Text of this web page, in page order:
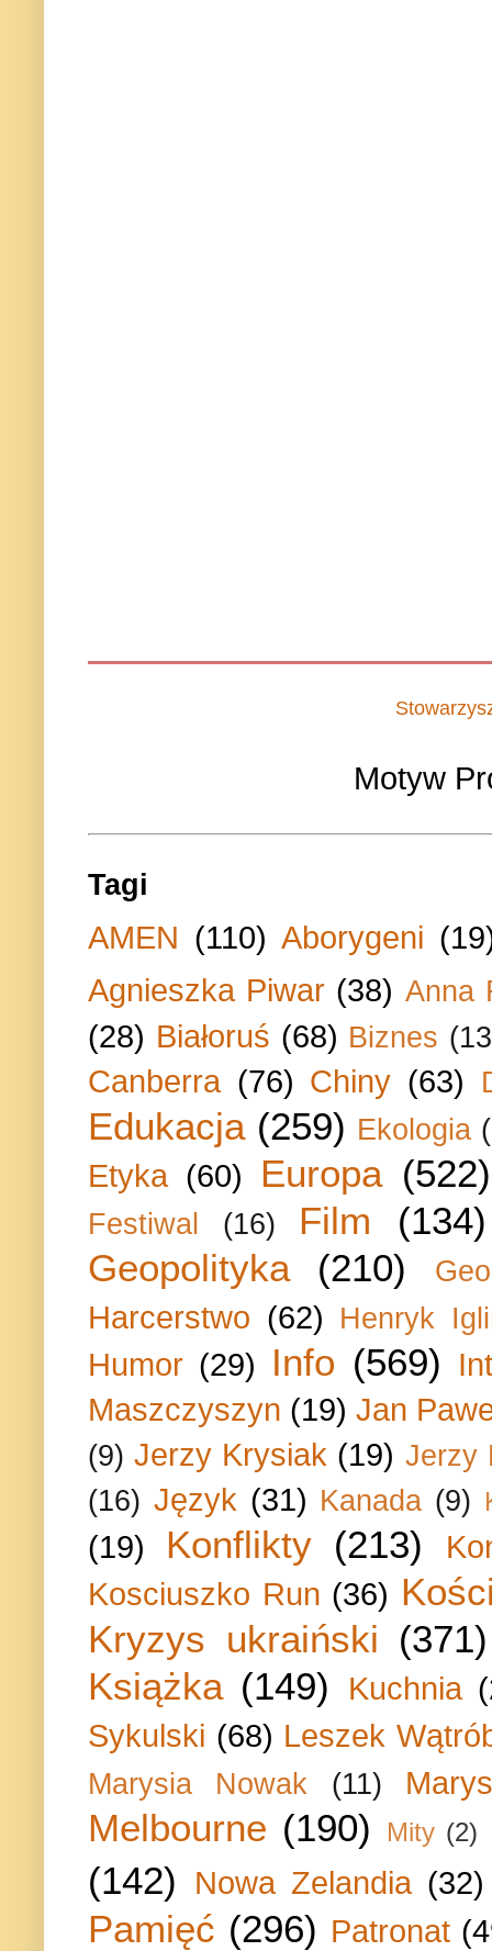
Motyw
Tagi
AMEN (110) Aborygeni
Agnieszka Piwar (38) Anna
(28) Białoruś (68) Biznes
Canberra (76) Chiny (63)
Edukacja (259) Ekologia
Etyka (60) Europa (522)
Festiwal (16) Film
(134)
Geopolityka
(210)
Harcerstwo (62) Henryk
Humor (29) Info (569)
Maszczyszyn (19) Jan
(9) Jerzy Krysiak (19) Jerzy
(16) Język (31) Kanada (9)
(19) Konflikty (213)
Kosciuszko Run (36)
Kryzys ukraiński (371)
Książka (149) Kuchnia
Sykulski (68) Leszek
Marysia Nowak (11)
Melbourne (190) Mity (2)
(142) Nowa Zelandia (32)
Pamięć (296) Patronat